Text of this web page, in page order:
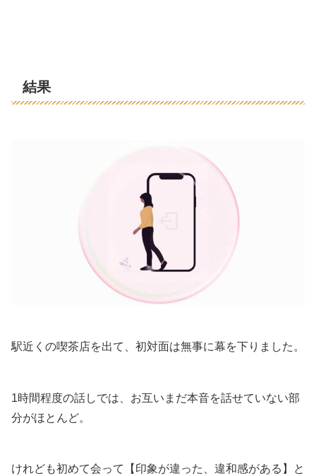
結果
駅近くの喫茶店を出て、初対面は無事に幕を下りました。
1時間程度の話しでは、お互いまだ本音を話せていない部
分がほとんど。
けれども初めて会って【印象が違った、違和感がある】と